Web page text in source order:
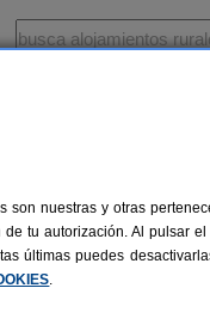
son nuestras y otras
tu autorización. Al pulsar el
últimas puedes
.